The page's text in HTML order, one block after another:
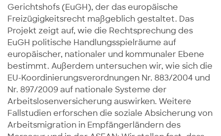
Gerichtshofs (EuGH), der das europäische
Freizügigkeitsrecht maßgeblich gestaltet. Das
Projekt zeigt auf, wie die Rechtsprechung des
EuGH politische Handlungsspielräume auf
europäischer, nationaler und kommunaler Ebene
bestimmt. Außerdem untersuchen wir, wie sich die
EU-Koordinierungsverordnungen Nr. 883/2004 und
Nr. 897/2009 auf nationale Systeme der
Arbeitslosenversicherung auswirken. Weitere
Fallstudien erforschen die soziale Absicherung von
Arbeitsmigration in Empfängerländern des